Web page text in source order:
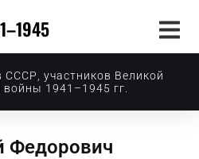
СССР, участников Великой
войны 1941–1945 гг.
Федорович